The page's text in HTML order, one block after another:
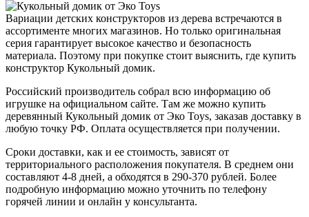
Вариации детских конструкторов из дерева встречаются в
ассортименте многих магазинов. Но только оригинальная
серия гарантирует высокое качество и безопасность
материала. Поэтому при покупке стоит выяснить, где купить
конструктор Кукольный домик.
Российский производитель собрал всю информацию об
игрушке на официальном сайте. Там же можно купить
деревянный Кукольный домик от Эко Toys, заказав доставку в
любую точку РФ. Оплата осуществляется при получении.
Сроки доставки, как и ее стоимость, зависят от
территориального расположения покупателя. В среднем они
составляют 4-8 дней, а обходятся в 290-370 рублей. Более
подробную информацию можно уточнить по телефону
горячей линии и онлайн у консультанта.